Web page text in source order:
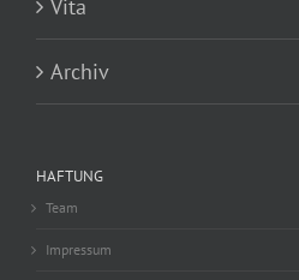
Vita
Archiv
HAFTUNG
Team
Impressum